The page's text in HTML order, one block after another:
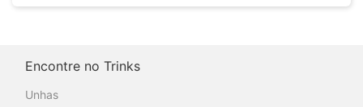
Encontre no Trinks
Unhas